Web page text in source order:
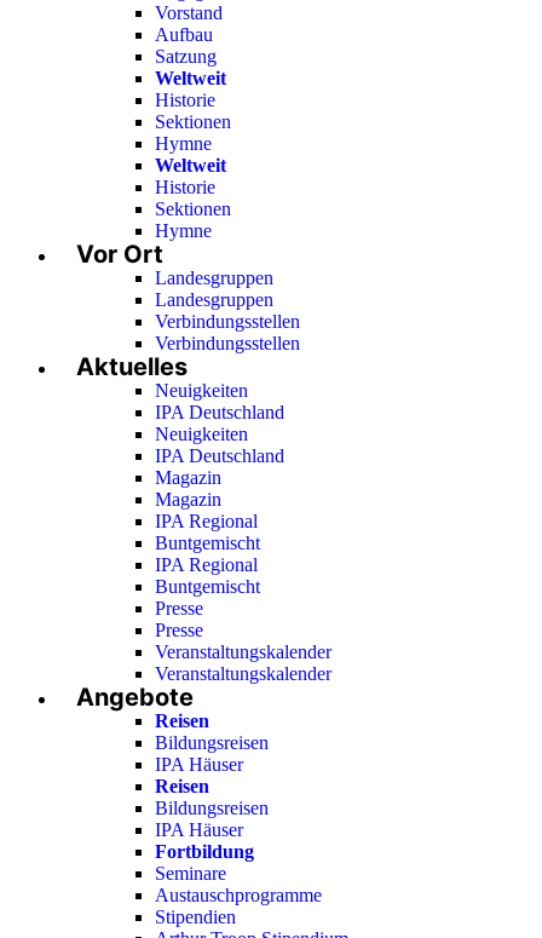
Vorstand
Aufbau
Satzung
Weltweit
Historie
Sektionen
Hymne
Weltweit
Historie
Sektionen
Hymne
Vor Ort
Landesgruppen
Landesgruppen
Verbindungsstellen
Verbindungsstellen
Aktuelles
Neuigkeiten
IPA Deutschland
Neuigkeiten
IPA Deutschland
Magazin
Magazin
IPA Regional
Buntgemischt
IPA Regional
Buntgemischt
Presse
Presse
Veranstaltungskalender
Veranstaltungskalender
Angebote
Reisen
Bildungsreisen
IPA Häuser
Reisen
Bildungsreisen
IPA Häuser
Fortbildung
Seminare
Austauschprogramme
Stipendien